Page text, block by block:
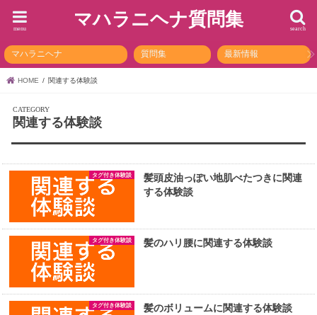
マハラニヘナ質問集 search
menu
マハラニヘナ 質問集 最新情報
HOME 関連する体験談
関連する体験談
タグ付き体験談
髪頭皮油っぽい地肌べたつきに関連
する体験談
タグ付き体験談 髪のハリ腰に関連する体験談
タグ付き体験談 髪のボリュームに関連する体験談